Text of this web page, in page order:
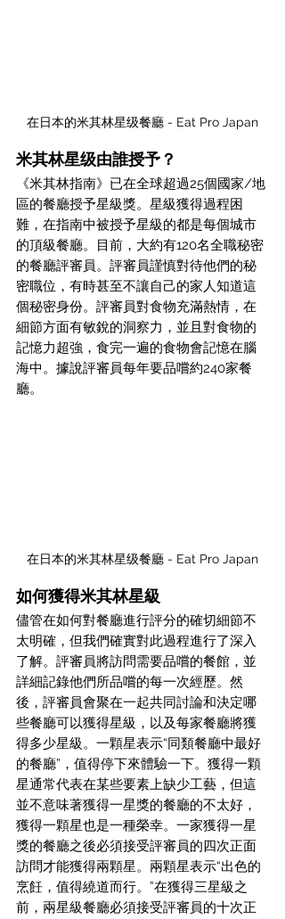
在日本的米其林星级餐廳 - Eat Pro Japan
米其林星级由誰授予？
《米其林指南》已在全球超過25個國家/地
區的餐廳授予星級獎。星級獲得過程困
難，在指南中被授予星級的都是每個城市
的頂級餐廳。目前，大約有120名全職秘密
的餐廳評審員。評審員謹慎對待他們的秘
密職位，有時甚至不讓自己的家人知道這
個秘密身份。評審員對食物充滿熱情，在
細節方面有敏銳的洞察力，並且對食物的
記憶力超強，食完一遍的食物會記憶在腦
海中。據說評審員每年要品嚐約240家餐
廳。
在日本的米其林星级餐廳 - Eat Pro Japan
如何獲得米其林星級
儘管在如何對餐廳進行評分的確切細節不
太明確，但我們確實對此過程進行了深入
了解。評審員將訪問需要品嚐的餐館，並
詳細記錄他們所品嚐的每一次經歷。然
後，評審員會聚在一起共同討論和決定哪
些餐廳可以獲得星級，以及每家餐廳將獲
得多少星級。一顆星表示“同類餐廳中最好
的餐廳”，值得停下來體驗一下。獲得一顆
星通常代表在某些要素上缺少工藝，但這
並不意味著獲得一星獎的餐廳的不太好，
獲得一顆星也是一種榮幸。一家獲得一星
獎的餐廳之後必須接受評審員的四次正面
訪問才能獲得兩顆星。兩顆星表示“出色的
烹飪，值得繞道而行。”在獲得三星級之
前，兩星級餐廳必須接受評審員的十次正